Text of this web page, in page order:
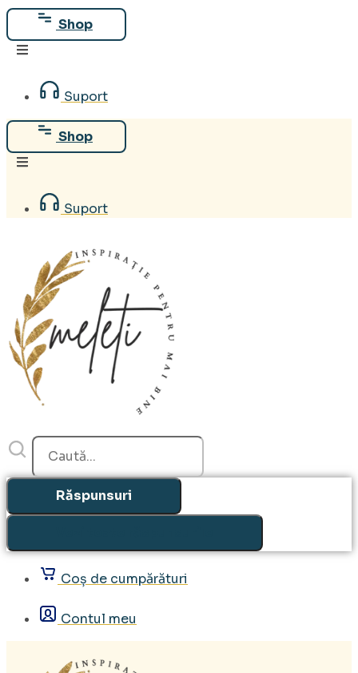
Sari
la
conținut
Shop
Suport
Shop
Suport
Search
...
Răspunsuri
Coș de cumpărături
Contul meu